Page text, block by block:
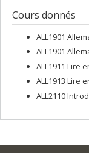
Cours donnés
ALL1901
ALL1901
ALL1911 Lire
ALL1913 Lire
ALL2110